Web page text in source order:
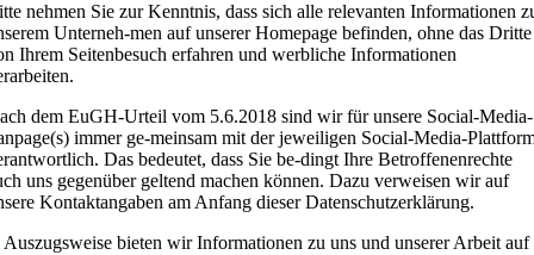
nehmen Sie zur Kenntnis, dass sich alle relevanten Informationen
Unterneh-men auf unserer Homepage befinden, ohne das Dritte
Ihrem Seitenbesuch erfahren und werbliche Informationen
dem EuGH-Urteil vom 5.6.2018 sind wir für unsere Social-Media-
immer ge-meinsam mit der jeweiligen Social-Media-
Das bedeutet, dass Sie be-dingt Ihre Betroffenenrechte
uns gegenüber geltend machen können. Dazu verweisen wir auf
Kontaktangaben am Anfang dieser Datenschutzerklärung.
Auszugsweise bieten wir Informationen zu uns und unserer Arbeit auf